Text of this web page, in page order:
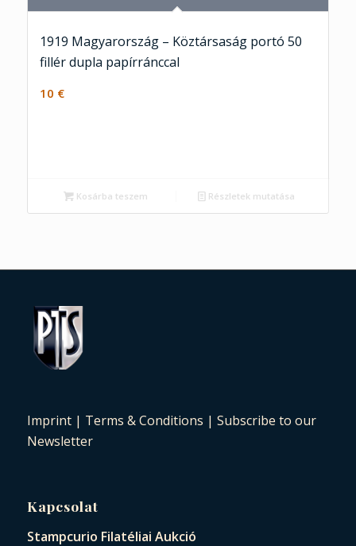
1919 Magyarország – Köztársaság portó 50
fillér dupla papírránccal
10 €
Kosárba teszem Részletek mutatása
Imprint| Terms & Conditions | Subscribe to our
Newsletter
Kapcsolat
Stampcurio Filatéliai Aukció